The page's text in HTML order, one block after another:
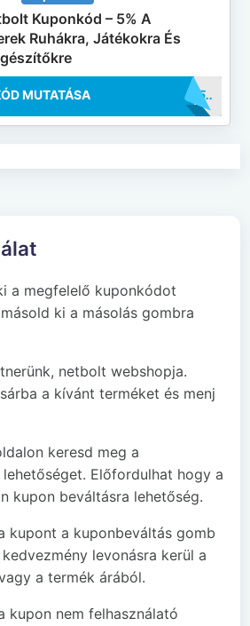
Kuponkód – 5% A
Ruhákra, Játékokra És
MUTATÁSA ..DS05
a megfelelő kuponkódot
ki a másolás gombra
netbolt webshopja.
a kívánt terméket és menj
keresd meg a
Előfordulhat hogy a
kupon beváltásra lehetőség.
kupont a kuponbeváltás gomb
levonásra kerül a
a termék árából.
kupon nem felhasználató